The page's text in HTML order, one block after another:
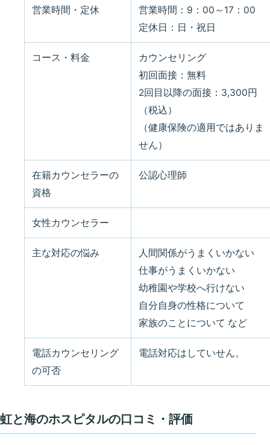
営業時間・定休
営業時間：9：00～17：00
定休日：日・祝日
コース・料金
カウンセリング
初回面接：無料
2回目以降の面接：3,300円
（税込）
（健康保険の適用ではありま
せん）
在籍カウンセラーの
資格
公認心理師
女性カウンセラー
主な対応の悩み
人間関係がうまくいかない
仕事がうまくいかない
幼稚園や学校へ行けない
自分自身の性格について
家族のことについて など
電話カウンセリング
の可否
電話対応はしていせん。
虹と海のホスピタルの口コミ・評価